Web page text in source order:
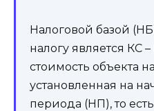
Налоговой базой
налогу является КС
стоимость объекта
установленная на
периода (НП), то